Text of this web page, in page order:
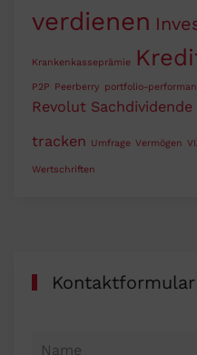
verdienen
Krankenkasseprämie
P2P Peerberry portfolio-
Revolut Sachdividende
tracken Umfrage Vermögen
Wertschriften
Kontaktformular